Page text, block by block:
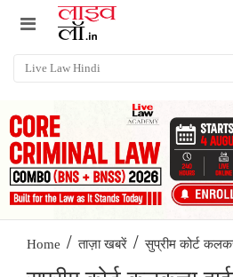
Home / ताज़ा खबरें / सुप्रीम कोर्ट